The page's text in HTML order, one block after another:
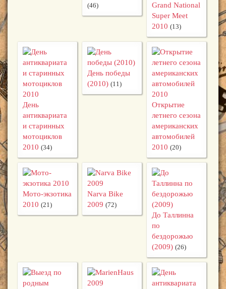
(46)
Grand National
Super Meet
2010 (13)
День
антиквариата
и старинных
мотоциклов
2010 (34)
День победы
(2010) (11)
Открытие
летнего сезона
американских
автомобилей
2010 (20)
Мото-экзотика
2010 (21)
Narva Bike
2009 (72)
До Таллинна
по
бездорожью
(2009) (26)